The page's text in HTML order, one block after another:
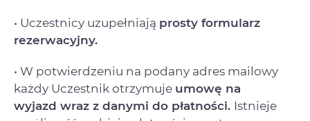
• Uczestnicy uzupełniają prosty formularz
rezerwacyjny.
• W potwierdzeniu na podany adres mailowy
każdy Uczestnik otrzymuje umowę na
wyjazd wraz z danymi do płatności. Istnieje